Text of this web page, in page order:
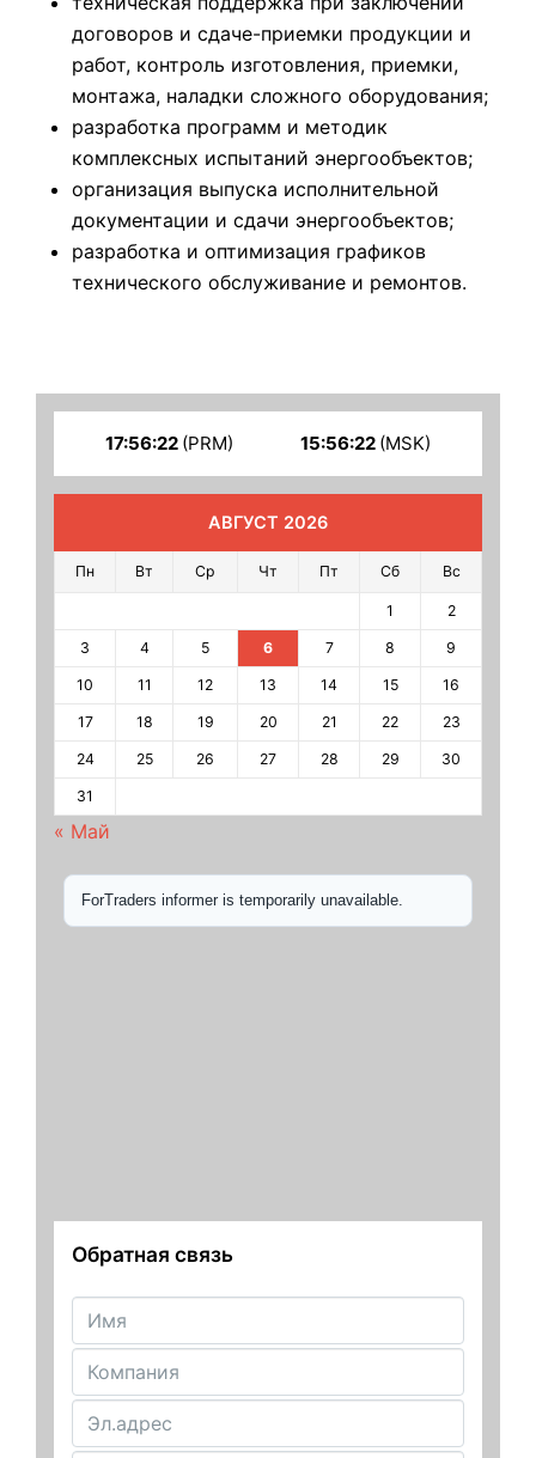
договоров и сдаче-приемки продукции и
работ, контроль изготовления, приемки,
монтажа, наладки сложного оборудования;
разработка программ и методик
комплексных испытаний энергообъектов;
организация выпуска исполнительной
документации и сдачи энергообъектов;
разработка и оптимизация графиков
технического обслуживание и ремонтов.
17:56:22 (PRM) 15:56:22 (MSK)
АВГУСТ 2026
Пн Вт Ср Чт Пт Сб Вс
1 2
3 4 5 6 7 8 9
10 11 12 13 14 15 16
17 18 19 20 21 22 23
24 25 26 27 28 29 30
31
« Май
Обратная связь